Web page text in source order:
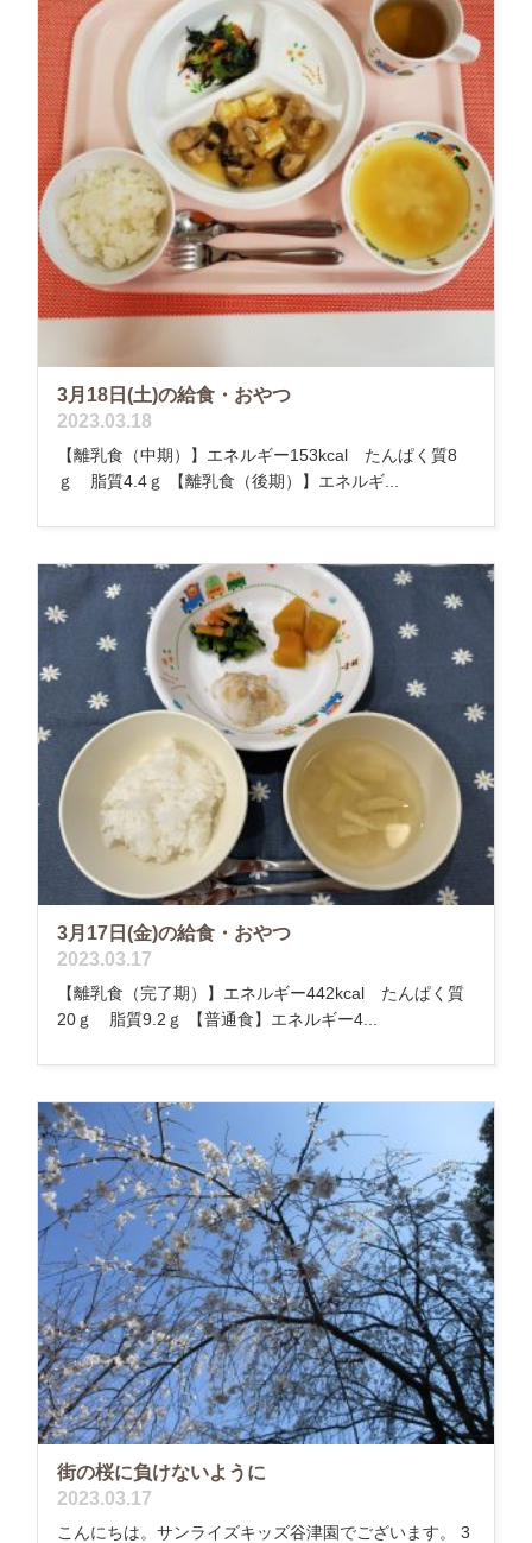
3月18日(土)の給食・おやつ
2023.03.18
【離乳食（中期）】エネルギー153kcal たんぱく質8
ｇ 脂質4.4ｇ 【離乳食（後期）】エネルギ...
3月17日(金)の給食・おやつ
2023.03.17
【離乳食（完了期）】エネルギー442kcal たんぱく質
20ｇ 脂質9.2ｇ 【普通食】エネルギー4...
街の桜に負けないように
2023.03.17
こんにちは。サンライズキッズ谷津園でございます。 3